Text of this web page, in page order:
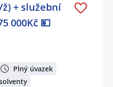
+ služební
000Kč 💴
Plný úvazek